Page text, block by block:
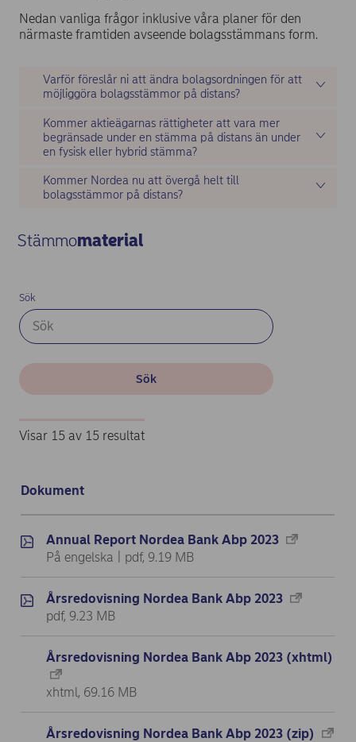
** Förutsatt att ett utdelningsbeslut fattas den 23 mars 2023
Nedan vanliga frågor inklusive våra planer för den
närmaste framtiden avseende bolagsstämmans form.
Varför föreslår ni att ändra bolagsordningen för att
möjliggöra bolagsstämmor på distans?
Kommer aktieägarnas rättigheter att vara mer
begränsade under en stämma på distans än under
en fysisk eller hybrid stämma?
Kommer Nordea nu att övergå helt till
bolagsstämmor på distans?
Stämmomaterial
Sök
Sök
Visar 15 av 15 resultat
Dokument
Annual Report Nordea Bank Abp 2023
På engelska | pdf, 9.19 MB
Årsredovisning Nordea Bank Abp 2023
pdf, 9.23 MB
Årsredovisning Nordea Bank Abp 2023 (xhtml)
xhtml, 69.16 MB
Årsredovisning Nordea Bank Abp 2023 (zip)